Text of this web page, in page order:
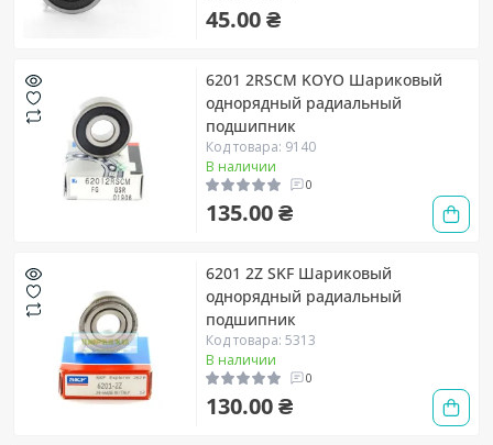
45.00 ₴
6201 2RSCM KOYO Шариковый
однорядный радиальный
подшипник
Код товара: 9140
В наличии
0
135.00 ₴
6201 2Z SKF Шариковый
однорядный радиальный
подшипник
Код товара: 5313
В наличии
0
130.00 ₴